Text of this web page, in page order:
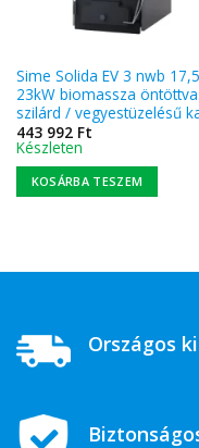
Sime Solida EV 3 nwb
23kW biomassza
szilárd / vegyestüzelésű
443 992 Ft
Készleten
KOSÁRBA TESZEM
Országos